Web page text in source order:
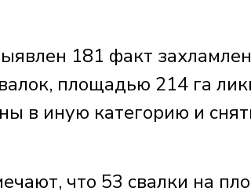
181 факт
площадью 214 га
в иную категорию и
что 53 свалки на